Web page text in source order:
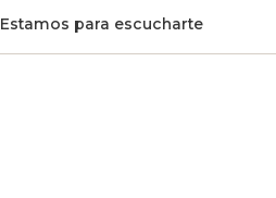
Estamos para escucharte